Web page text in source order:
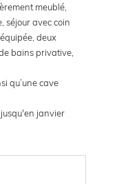
meublé,
séjour avec coin
deux
bains privative,
qu’une cave
janvier